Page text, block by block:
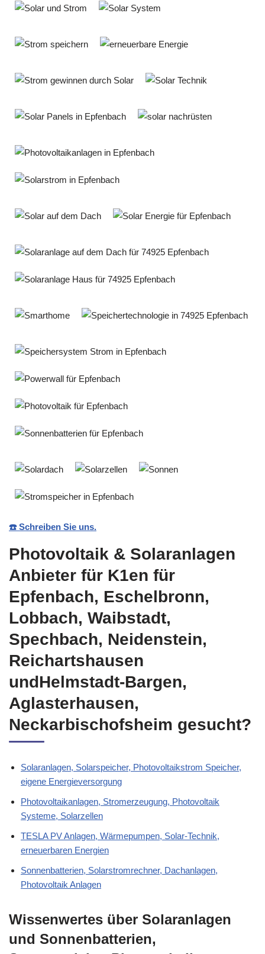
☎️ Schreiben Sie uns.
Photovoltaik & Solaranlagen
Anbieter für K1en für
Epfenbach, Eschelbronn,
Lobbach, Waibstadt,
Spechbach, Neidenstein,
Reichartshausen
undHelmstadt-Bargen,
Aglasterhausen,
Neckarbischofsheim gesucht?
Solaranlagen, Solarspeicher, Photovoltaikstrom Speicher,
eigene Energieversorgung
Photovoltaikanlagen, Stromerzeugung, Photovoltaik
Systeme, Solarzellen
TESLA PV Anlagen, Wärmepumpen, Solar-Technik,
erneuerbaren Energien
Sonnenbatterien, Solarstromrechner, Dachanlagen,
Photovoltaik Anlagen
Wissenwertes über Solaranlagen
und Sonnenbatterien,